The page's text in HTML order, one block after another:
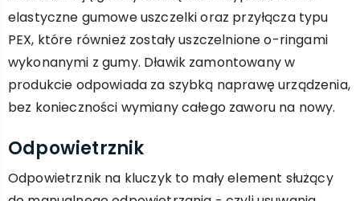
elastyczne gumowe uszczelki oraz przyłącza typu
PEX, które również zostały uszczelnione o-ringami
wykonanymi z gumy. Dławik zamontowany w
produkcie odpowiada za szybką naprawę urządzenia,
bez konieczności wymiany całego zaworu na nowy.
Odpowietrznik
Odpowietrznik na kluczyk to mały element służący